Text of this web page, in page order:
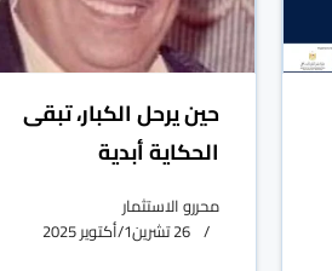
حين يرحل الكبار، تبقى
الحكاية أبدية
محررو الاستثمار
26 تشرين1/أكتوير 2025